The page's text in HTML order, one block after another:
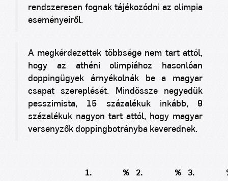
rendszeresen fognak tájékozódni az olimpia
eseményeiről.
A megkérdezettek többsége nem tart attól,
hogy az athéni olimpiához hasonlóan
doppingügyek árnyékolnák be a magyar
csapat szereplését. Mindössze negyedük
pesszimista, 15 százalékuk inkább, 9
százalékuk nagyon tart attól, hogy magyar
versenyzők doppingbotrányba keverednek.
1. % 2. % 3.